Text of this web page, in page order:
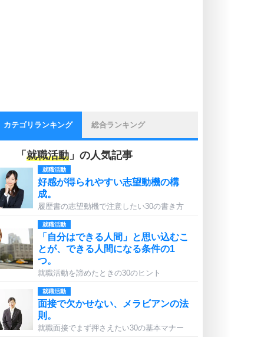
カテゴリランキング 総合ランキング
「 就職活動 」の人気記事
就職活動
好感が得られやすい志望動機の構
成。
履歴書の志望動機で注意したい30の書き方
就職活動
「自分はできる人間」と思い込むこ
とが、できる人間になる条件の1
つ。
就職活動を諦めたときの30のヒント
就職活動
面接で欠かせない、メラビアンの法
則。
就職面接でまず押さえたい30の基本マナー